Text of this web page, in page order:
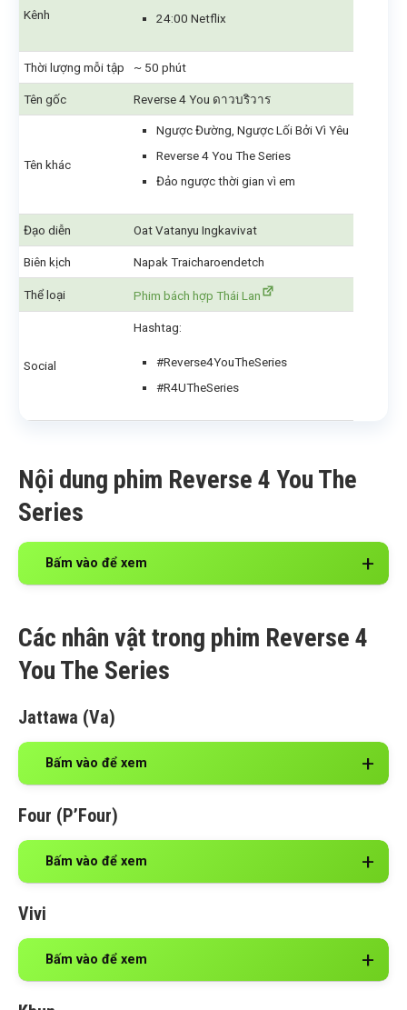
Kênh
24:00 Netflix
Thời lượng mỗi tập ~ 50 phút
Tên gốc Reverse 4 You ดาวบริวาร
Tên khác
Ngược Đường, Ngược Lối Bởi Vì Yêu
Reverse 4 You The Series
Đảo ngược thời gian vì em
Đạo diễn Oat Vatanyu Ingkavivat
Biên kịch Napak Traicharoendetch
Thể loại Phim bách hợp Thái Lan
Social
Hashtag:
#Reverse4YouTheSeries
#R4UTheSeries
Nội dung phim Reverse 4 You The
Series
Bấm vào để xem
Các nhân vật trong phim Reverse 4
You The Series
Jattawa (Va)
Bấm vào để xem
Four (P’Four)
Bấm vào để xem
Vivi
Bấm vào để xem